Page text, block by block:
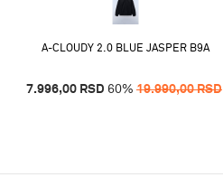
A-CLOUDY 2.0 BLUE JASPER B9A
7.996,00 RSD 60% 19.990,00RSD